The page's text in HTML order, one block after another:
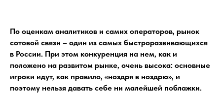
По оценкам аналитиков и самих операторов, рынок
сотовой связи – один из самых быстроразвивающихся
в России. При этом конкуренция на нем, как и
положено на развитом рынке, очень высока: основные
игроки идут, как правило, «ноздря в ноздрю», и
поэтому нельзя давать себе ни малейшей поблажки.